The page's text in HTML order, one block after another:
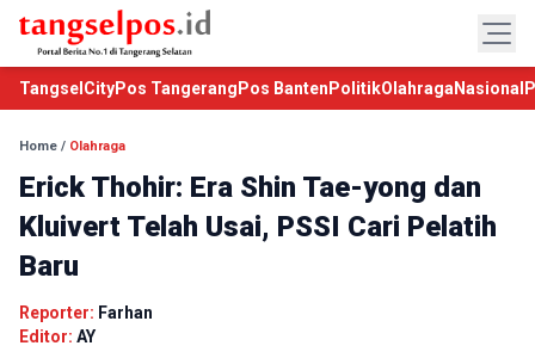
TangselCityPos Tangerang Pos Banten PolitikOlahraga Nasional
Home / Olahraga
Erick Thohir: Era Shin Tae-yong dan
Kluivert Telah Usai, PSSI Cari Pelatih
Baru
Reporter: Farhan
Editor: AY